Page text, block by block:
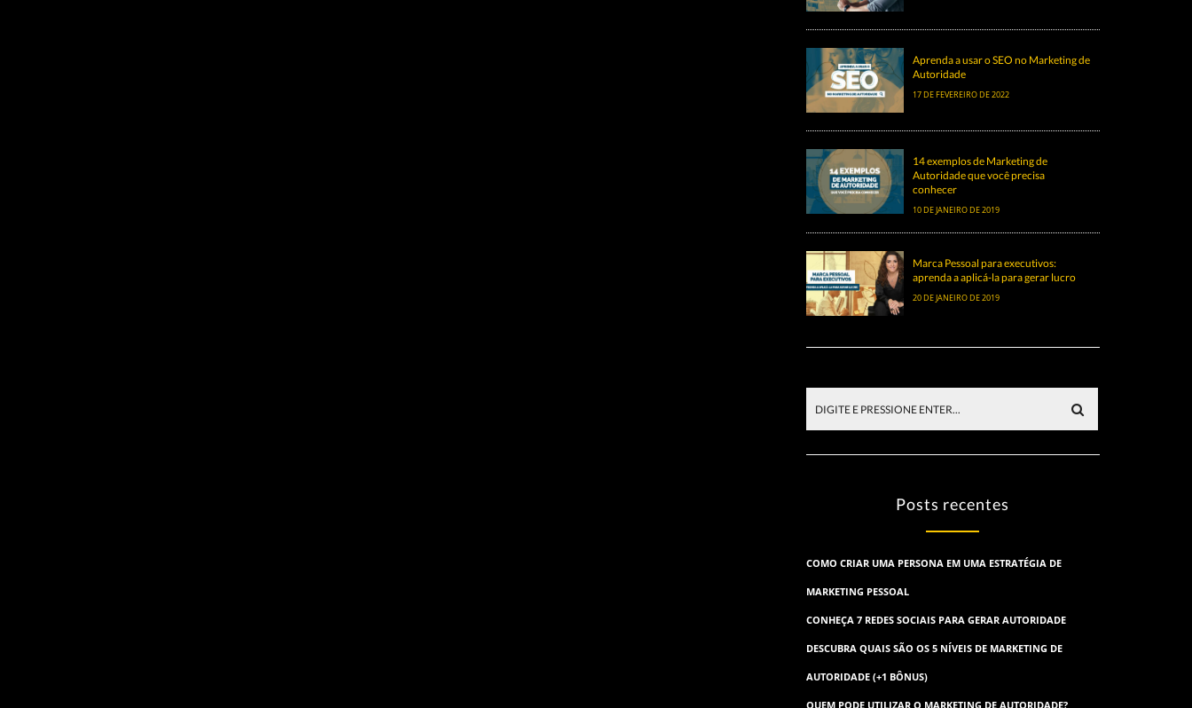
Aprenda a usar o SEO no Marketing de
Autoridade
17 DE FEVEREIRO DE 2022
14 exemplos de Marketing de
Autoridade que você precisa
conhecer
10 DE JANEIRO DE 2019
Marca Pessoal para executivos:
aprenda a aplicá-la para gerar lucro
20 DE JANEIRO DE 2019
Posts recentes
COMO CRIAR UMA PERSONA EM UMA ESTRATÉGIA DE
MARKETING PESSOAL
CONHEÇA 7 REDES SOCIAIS PARA GERAR AUTORIDADE
DESCUBRA QUAIS SÃO OS 5 NÍVEIS DE MARKETING DE
AUTORIDADE (+1 BÔNUS)
QUEM PODE UTILIZAR O MARKETING DE AUTORIDADE?